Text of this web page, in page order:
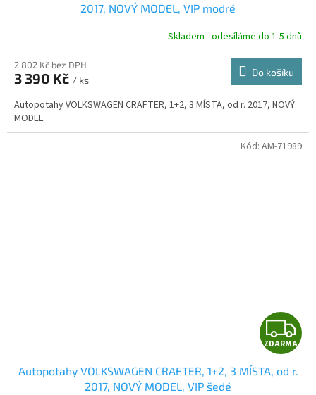
R
2017, NOVÝ MODEL, VIP modré
Skladem - odesíláme do 1-5 dnů
2 802 Kč bez DPH
3 390 Kč / ks
Do košíku
Autopotahy VOLKSWAGEN CRAFTER, 1+2, 3 MÍSTA, od r. 2017, NOVÝ
MODEL.
Z
D
ZDARMA
Autopotahy VOLKSWAGEN CRAFTER, 1+2, 3 MÍSTA, od r.
2017, NOVÝ MODEL, VIP šedé
Kód: AM-71989